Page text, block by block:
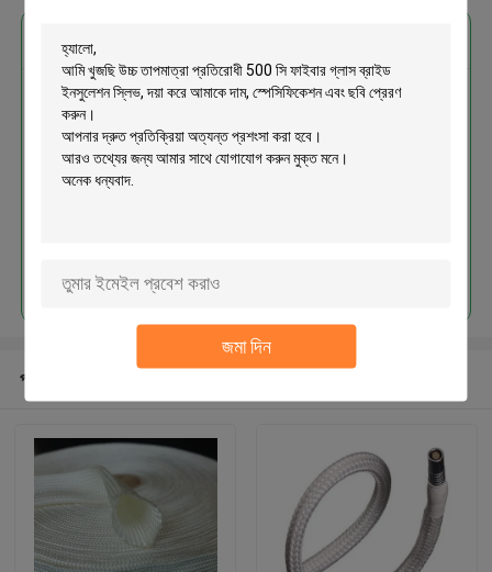
জমা দিন
উচ্চ তাপমাত্রা প্রতিরোধী 500 সি ফাইবার
গ্লাস ব্রাইড ইনসুলেশন স্লিভ
প্রস্তাবিত পণ্য